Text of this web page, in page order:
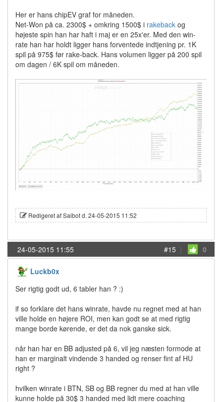
Her er hans chipEV graf for måneden.
Net-Won på ca. 2300$ + omkring 1500$ i rakeback og
højeste spin han har haft i maj er en 25x'er. Med den win-
rate han har holdt ligger hans forventede indtjening pr. 1K
spil på 975$ før rake-back. Hans volumen ligger på 200 spil
om dagen / 6K spil om måneden.
Redigeret af Saibot d. 24-05-2015 11:52
24-05-2015 11:55 #15 | 0
Luckb0x
Ser rigtig godt ud, 6 tabler han ? :)
if so forklare det hans winrate, havde nu regnet med at han
ville holde en højere ROI, men kan godt se at med rigtig
mange borde kørende, er det da nok ganske sick.
når han har en BB adjusted på 6, vil jeg næsten formode at
han er marginalt vindende 3 handed og renser fint af HU
right ?
hvilken winrate i BTN, SB og BB regner du med at han ville
kunne holde på 30$ 3 handed med lidt mere coaching